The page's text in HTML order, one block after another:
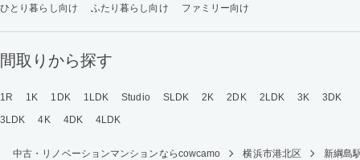
ひとり暮らし向け
ふたり暮らし向け ファミリー向け
間取りから探す
1R 1K 1DK 1LDK Studio SLDK 2K 2DK 2LDK 3K
3DK
3LDK
4K 4DK 4LDK
中古・リノベーションマンションならcowcamo 横浜市港北区 新綱島